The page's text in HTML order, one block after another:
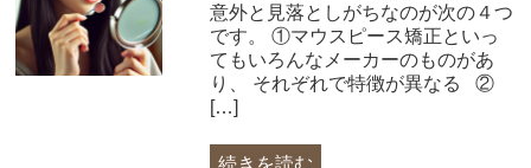
意外と見落としがちなのが次の４つ
です。 ①マウスピース矯正といっ
てもいろんなメーカーのものがあ
り、 それぞれで特徴が異なる ②
[…]
続きを読む